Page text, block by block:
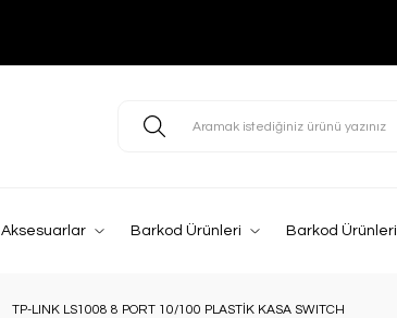
Aksesuarlar Barkod Ürünleri Barkod Ürünleri
TP-LINK LS1008 8 PORT 10/100 PLASTİK KASA SWITCH